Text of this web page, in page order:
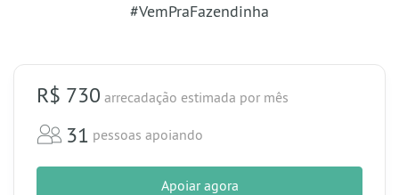
#VemPraFazendinha
R$ 730 arrecadação estimada por mês
31 pessoas apoiando
Apoiar agora